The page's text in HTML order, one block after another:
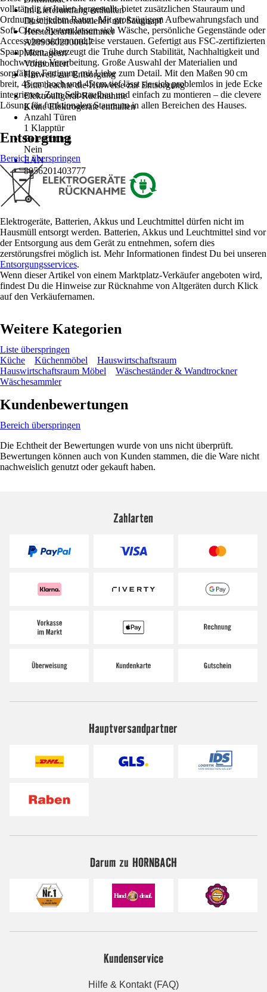
Im Lieferumfang enthalten
Duschkabinenabzieher mit Saugnapf
Herstellerartikelnummer
A2090602000047
Montageart
Vormontiert
Hinweis zur Entsorgung
Bitte beachte die Hinweise zur Entsorgung
Elektroaltgerät-Rücknahme
Keine Elektrogeräte enthalten
Anzahl Türen
1 Klapptür
Beleuchtung
Nein
EAN
8056201403777
vollständig in Italien hergestellt, bietet zusätzlichen Stauraum und
Ordnung in jedem Raum. Mit großzügigem Aufbewahrungsfach und
Soft-Close- System lassen sich Wäsche, persönliche Gegenstände oder
Accessoires sicher und leise verstauen. Gefertigt aus FSC-zertifizierten
Spanplatten, überzeugt die Truhe durch Stabilität, Nachhaltigkeit und
hochwertige Verarbeitung. Große Auswahl der Materialien und
sorgfältige Fertigung mit Liebe zum Detail. Mit den Maßen 90 cm
breit, 45 cm hoch und 45 cm tief lässt sie sich problemlos in jede Ecke
integrieren. Zum Selbstaufbau und einfach zu montieren – die clevere
Lösung für funktionalen Stauraum in allen Bereichen des Hauses.
Entsorgung
Bereich überspringen
Elektrogeräte, Batterien, Akkus und Leuchtmittel dürfen nicht im
Hausmüll entsorgt werden. Batterien, Akkus und Leuchtmittel sind vor
der Entsorgung aus dem Gerät zu entnehmen, sofern dies
zerstörungsfrei möglich ist. Mehr Informationen findest Du bei unseren
Entsorgungsservices.
Wenn dieser Artikel von einem Marktplatz-Verkäufer angeboten wird,
findest Du die Hinweise zur Rücknahme von Altgeräten durch Klick
auf den Verkäufernamen.
Weitere Kategorien
Liste überspringen
Küche
Küchenmöbel
Hauswirtschaftsraum
Hauswirtschaftsraum Möbel
Wäscheständer & Wandtrockner
Wäschesammler
Kundenbewertungen
Bereich überspringen
Die Echtheit der Bewertungen wurde von uns nicht überprüft.
Bewertungen können auch von Kunden stammen, die die Ware nicht
nachweislich genutzt oder gekauft haben.
Zahlarten
Hauptversandpartner
Darum zu HORNBACH
Kundenservice
Hilfe & Kontakt (FAQ)